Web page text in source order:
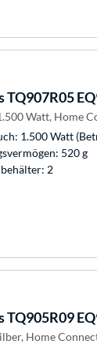
TQ907R05
Watt, Home
1.500 Watt
520 g
2
TQ905R09
Home